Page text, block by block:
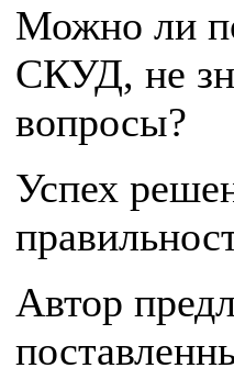
Можно ли
СКУД, не
вопросы?
Успех
Автор